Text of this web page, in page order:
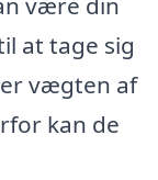
at tage sig
vægten af
kan de